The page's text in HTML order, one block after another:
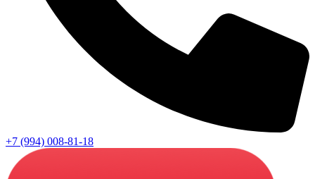
+7 (994) 008-81-18